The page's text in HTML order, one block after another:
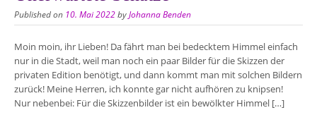
Published on 10. Mai 2022byJohanna Benden
Moin moin, ihr Lieben! Da fährt man bei bedecktem Himmel einfach
nur in die Stadt, weil man noch ein paar Bilder für die Skizzen der
privaten Edition benötigt, und dann kommt man mit solchen Bildern
zurück! Meine Herren, ich konnte gar nicht aufhören zu knipsen!
Nur nebenbei: Für die Skizzenbilder ist ein bewölkter Himmel […]